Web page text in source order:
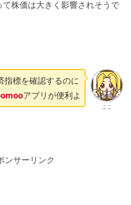
株価は大きく影響されそうで
ここ
指標を確認するのに
アプリが便利よ
ンサーリンク